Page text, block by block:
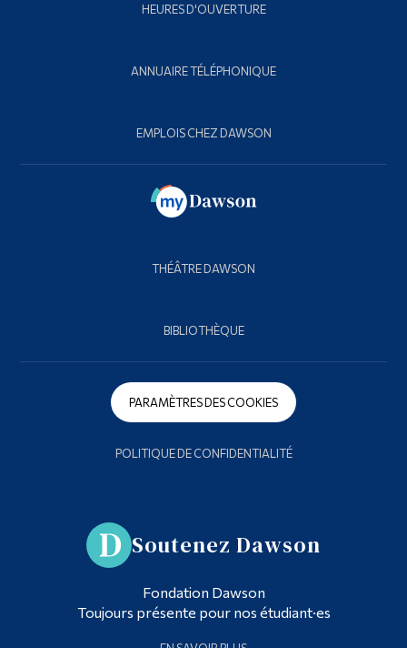
HEURES D'OUVERTURE
ANNUAIRE TÉLÉPHONIQUE
EMPLOIS CHEZ DAWSON
THÉÂTRE DAWSON
BIBLIOTHÈQUE
PARAMÈTRES DES COOKIES
POLITIQUE DE CONFIDENTIALITÉ
Soutenez Dawson
Fondation Dawson
Toujours présente pour nos étudiant·es